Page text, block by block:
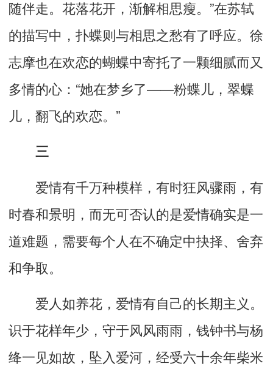
随伴走。花落花开，渐解相思瘦。”在苏轼
的描写中，扑蝶则与相思之愁有了呼应。徐
志摩也在欢恋的蝴蝶中寄托了一颗细腻而又
多情的心：“她在梦乡了——粉蝶儿，翠蝶
儿，翻飞的欢恋。”
三
爱情有千万种模样，有时狂风骤雨，有
时春和景明，而无可否认的是爱情确实是一
道难题，需要每个人在不确定中抉择、舍弃
和争取。
爱人如养花，爱情有自己的长期主义。
识于花样年少，守于风风雨雨，钱钟书与杨
绛一见如故，坠入爱河，经受六十余年柴米